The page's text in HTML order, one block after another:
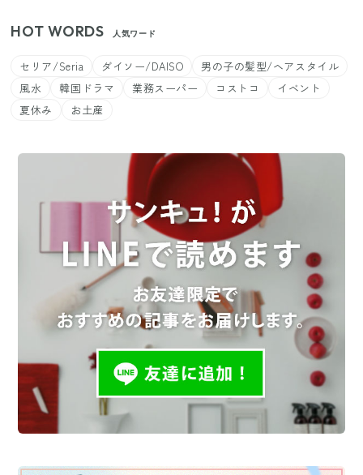
HOT WORDS 人気ワード
セリア/Seria ダイソー/DAISO
男の子の髪型/ヘアスタイル
風水
韓国ドラマ 業務スーパー コストコ
イベント
夏休み
お土産